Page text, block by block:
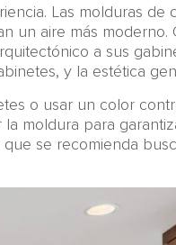
Las molduras de
un aire más moderno.
a sus
y la estética
o usar un color
moldura para
se recomienda